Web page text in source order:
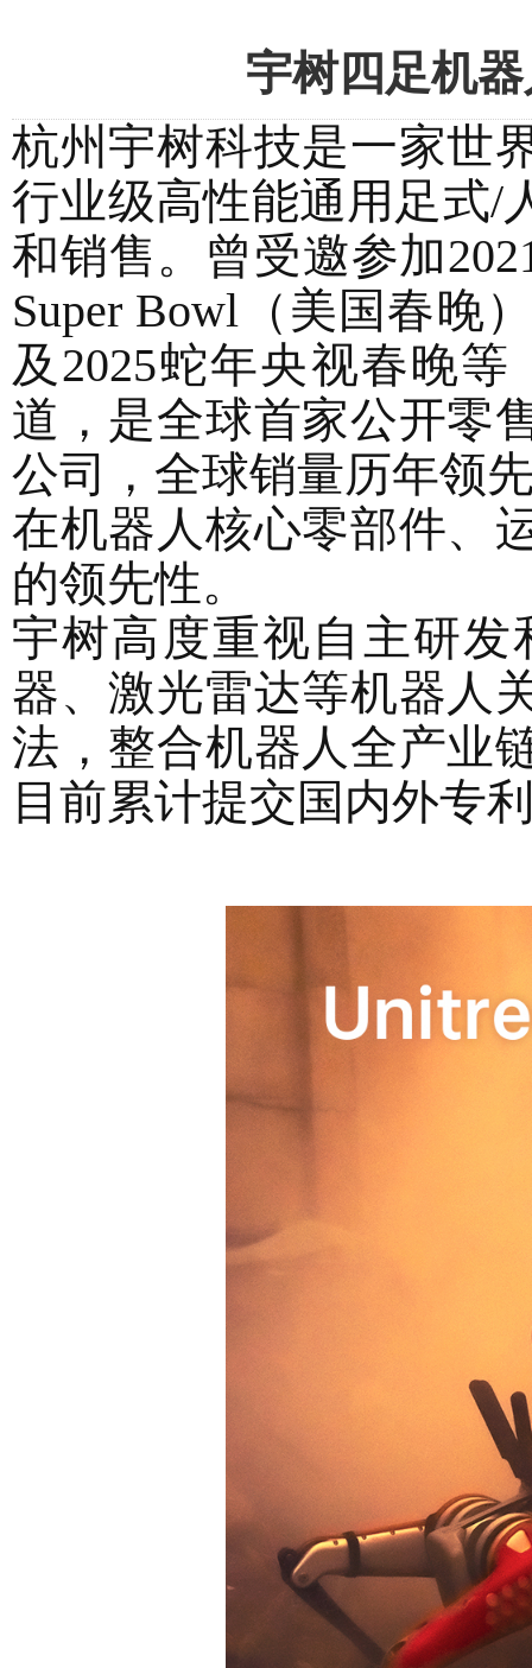
宇树四足机
杭州宇树科技是一家世
行业级高性能通用足式/
和销售。曾受邀参加
Super Bowl （美国春晚
及 2025蛇年央视春晚等
道，是全球首家公开零
公司，全球销量历年领
在机器人核心零部件、
的领先性。
宇树高度重视自主研
器、激光雷达等机器人
法，整合机器人全产业
目前累计提交国内外专